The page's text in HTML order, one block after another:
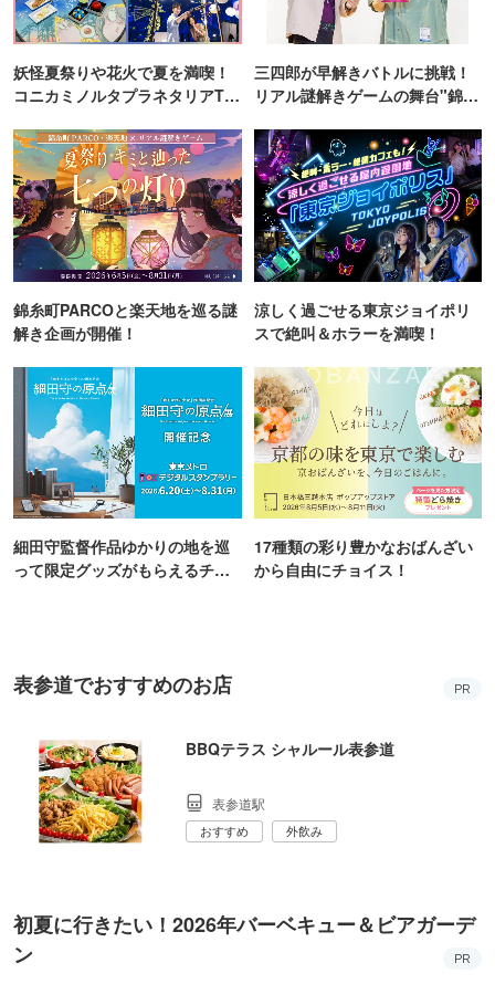
妖怪夏祭りや花火で夏を満喫！
コニカミノルタプラネタリアTO
三四郎が早解きバトルに挑戦！
リアル謎解きゲームの舞台"錦糸
錦糸町PARCOと楽天地を巡る謎
解き企画が開催！
涼しく過ごせる東京ジョイポリ
スで絶叫＆ホラーを満喫！
細田守監督作品ゆかりの地を巡
って限定グッズがもらえるチャ
17種類の彩り豊かなおばんざい
から自由にチョイス！
表参道でおすすめのお店 PR
BBQテラス シャルール表参道
表参道駅
おすすめ 外飲み
初夏に行きたい！2026年バーベキュー＆ビアガーデ
ン
PR